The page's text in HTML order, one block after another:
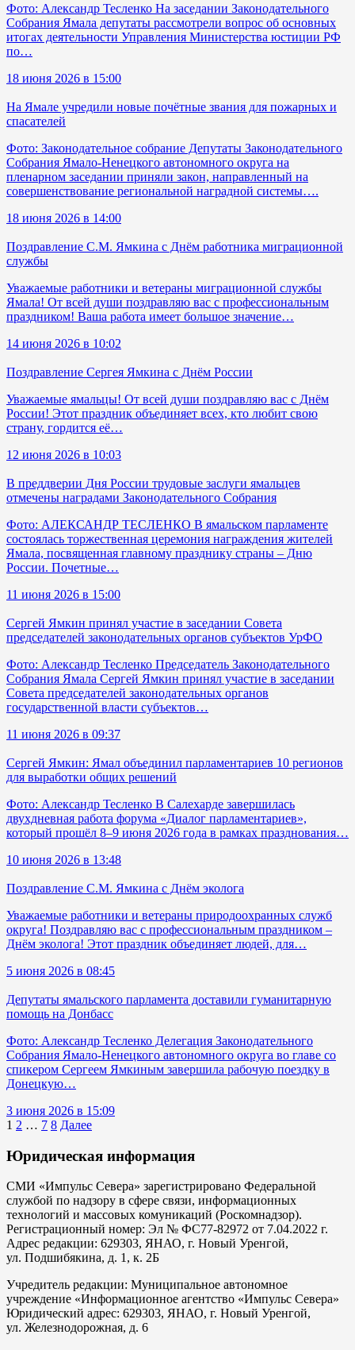
Фото: Александр Тесленко На заседании Законодательного
Собрания Ямала депутаты рассмотрели вопрос об основных
итогах деятельности Управления Министерства юстиции РФ
по…
18 июня 2026 в 15:00
На Ямале учредили новые почётные звания для пожарных и
спасателей
Фото: Законодательное собрание Депутаты Законодательного
Собрания Ямало-Ненецкого автономного округа на
пленарном заседании приняли закон, направленный на
совершенствование региональной наградной системы….
18 июня 2026 в 14:00
Поздравление С.М. Ямкина с Днём работника миграционной
службы
Уважаемые работники и ветераны миграционной службы
Ямала! От всей души поздравляю вас с профессиональным
праздником! Ваша работа имеет большое значение…
14 июня 2026 в 10:02
Поздравление Сергея Ямкина с Днём России
Уважаемые ямальцы! От всей души поздравляю вас с Днём
России! Этот праздник объединяет всех, кто любит свою
страну, гордится её…
12 июня 2026 в 10:03
В преддверии Дня России трудовые заслуги ямальцев
отмечены наградами Законодательного Собрания
Фото: АЛЕКСАНДР ТЕСЛЕНКО В ямальском парламенте
состоялась торжественная церемония награждения жителей
Ямала, посвященная главному празднику страны – Дню
России. Почетные…
11 июня 2026 в 15:00
Сергей Ямкин принял участие в заседании Совета
председателей законодательных органов субъектов УрФО
Фото: Александр Тесленко Председатель Законодательного
Собрания Ямала Сергей Ямкин принял участие в заседании
Совета председателей законодательных органов
государственной власти субъектов…
11 июня 2026 в 09:37
Сергей Ямкин: Ямал объединил парламентариев 10 регионов
для выработки общих решений
Фото: Александр Тесленко В Салехарде завершилась
двухдневная работа форума «Диалог парламентариев»,
который прошёл 8–9 июня 2026 года в рамках празднования…
10 июня 2026 в 13:48
Поздравление С.М. Ямкина с Днём эколога
Уважаемые работники и ветераны природоохранных служб
округа! Поздравляю вас с профессиональным праздником –
Днём эколога! Этот праздник объединяет людей, для…
5 июня 2026 в 08:45
Депутаты ямальского парламента доставили гуманитарную
помощь на Донбасс
Фото: Александр Тесленко Делегация Законодательного
Собрания Ямало-Ненецкого автономного округа во главе со
спикером Сергеем Ямкиным завершила рабочую поездку в
Донецкую…
3 июня 2026 в 15:09
1 2 … 7 8 Далее
Юридическая информация
СМИ «Импульс Севера» зарегистрировано Федеральной
службой по надзору в сфере связи, информационных
технологий и массовых комуникаций (Роскомнадзор).
Регистрационный номер: Эл № ФС77-82972 от 7.04.2022 г.
Адрес редакции: 629303, ЯНАО, г. Новый Уренгой,
ул. Подшибякина, д. 1, к. 2Б
Учредитель редакции: Муниципальное автономное
учреждение «Информационное агентство «Импульс Севера»
Юридический адрес: 629303, ЯНАО, г. Новый Уренгой,
ул. Железнодорожная, д. 6